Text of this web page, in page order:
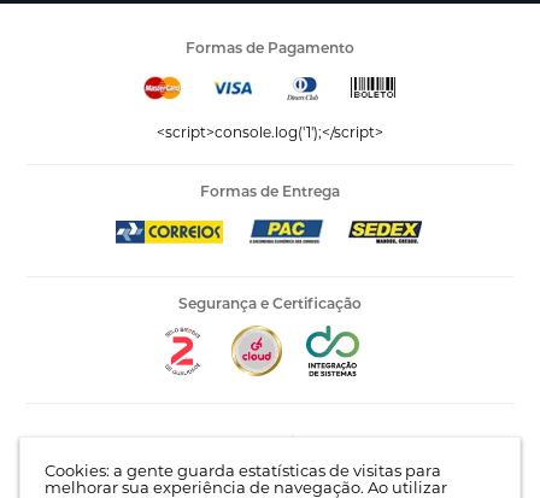
Cookies: a gente guarda estatísticas de visitas para
melhorar sua experiência de navegação. Ao utilizar
Formas de Pagamento
<script>console.log('1');</script>
Formas de Entrega
Segurança e Certificação
Editora Vida LTDA - 53.535.423/0005-04 | AV Recife, 841 -
Guarulhos - SP | CEP 07215-030 |Mapa do site